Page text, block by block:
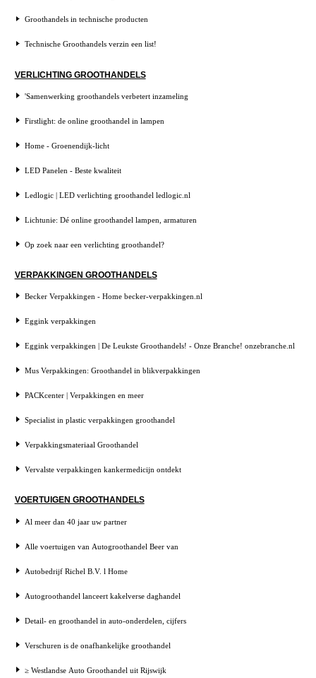
Groothandels in technische producten
Technische Groothandels verzin een list!
VERLICHTING GROOTHANDELS
'Samenwerking groothandels verbetert inzameling
Firstlight: de online groothandel in lampen
Home - Groenendijk-licht
LED Panelen - Beste kwaliteit
Ledlogic | LED verlichting groothandel ledlogic.nl
Lichtunie: Dé online groothandel lampen, armaturen
Op zoek naar een verlichting groothandel?
VERPAKKINGEN GROOTHANDELS
Becker Verpakkingen - Home becker-verpakkingen.nl
Eggink verpakkingen
Eggink verpakkingen | De Leukste Groothandels! - Onze Branche! onzebranche.nl
Mus Verpakkingen: Groothandel in blikverpakkingen
PACKcenter | Verpakkingen en meer
Specialist in plastic verpakkingen groothandel
Verpakkingsmateriaal Groothandel
Vervalste verpakkingen kankermedicijn ontdekt
VOERTUIGEN GROOTHANDELS
Al meer dan 40 jaar uw partner
Alle voertuigen van Autogroothandel Beer van
Autobedrijf Richel B.V. l Home
Autogroothandel lanceert kakelverse daghandel
Detail- en groothandel in auto-onderdelen, cijfers
Verschuren is de onafhankelijke groothandel
≥ Westlandse Auto Groothandel uit Rijswijk